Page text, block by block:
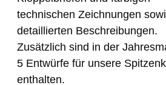
technischen Zeichnungen
detaillierten Beschreibungen.
Zusätzlich sind in der
5 Entwürfe für unsere
enthalten.